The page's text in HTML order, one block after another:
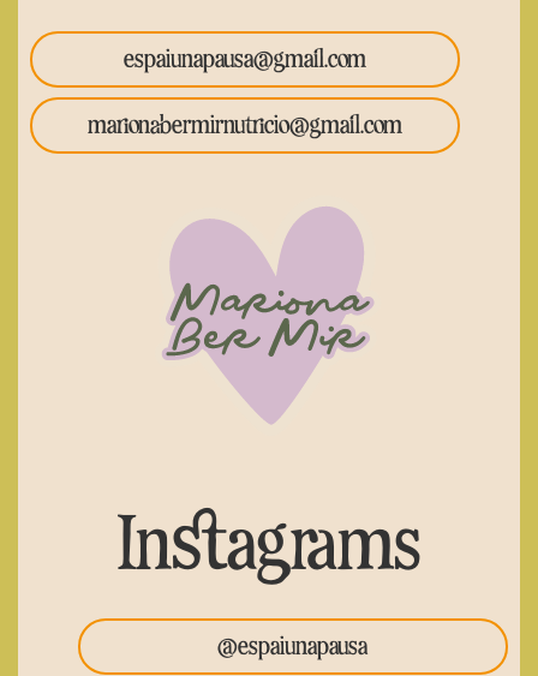
espaiunapausa@gmail.com
marionabermirnutricio@gmail.com
Instagrams
@espaiunapausa